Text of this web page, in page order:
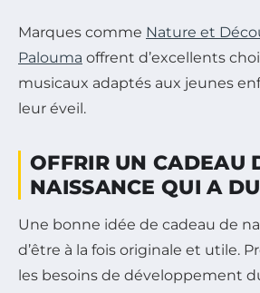
Marques comme Nature et
Palouma offrent d’excellents
musicaux adaptés aux jeunes
leur éveil.
OFFRIR UN CADEAU
NAISSANCE QUI A
Une bonne idée de cadeau de
d’être à la fois originale et utile.
les besoins de développement